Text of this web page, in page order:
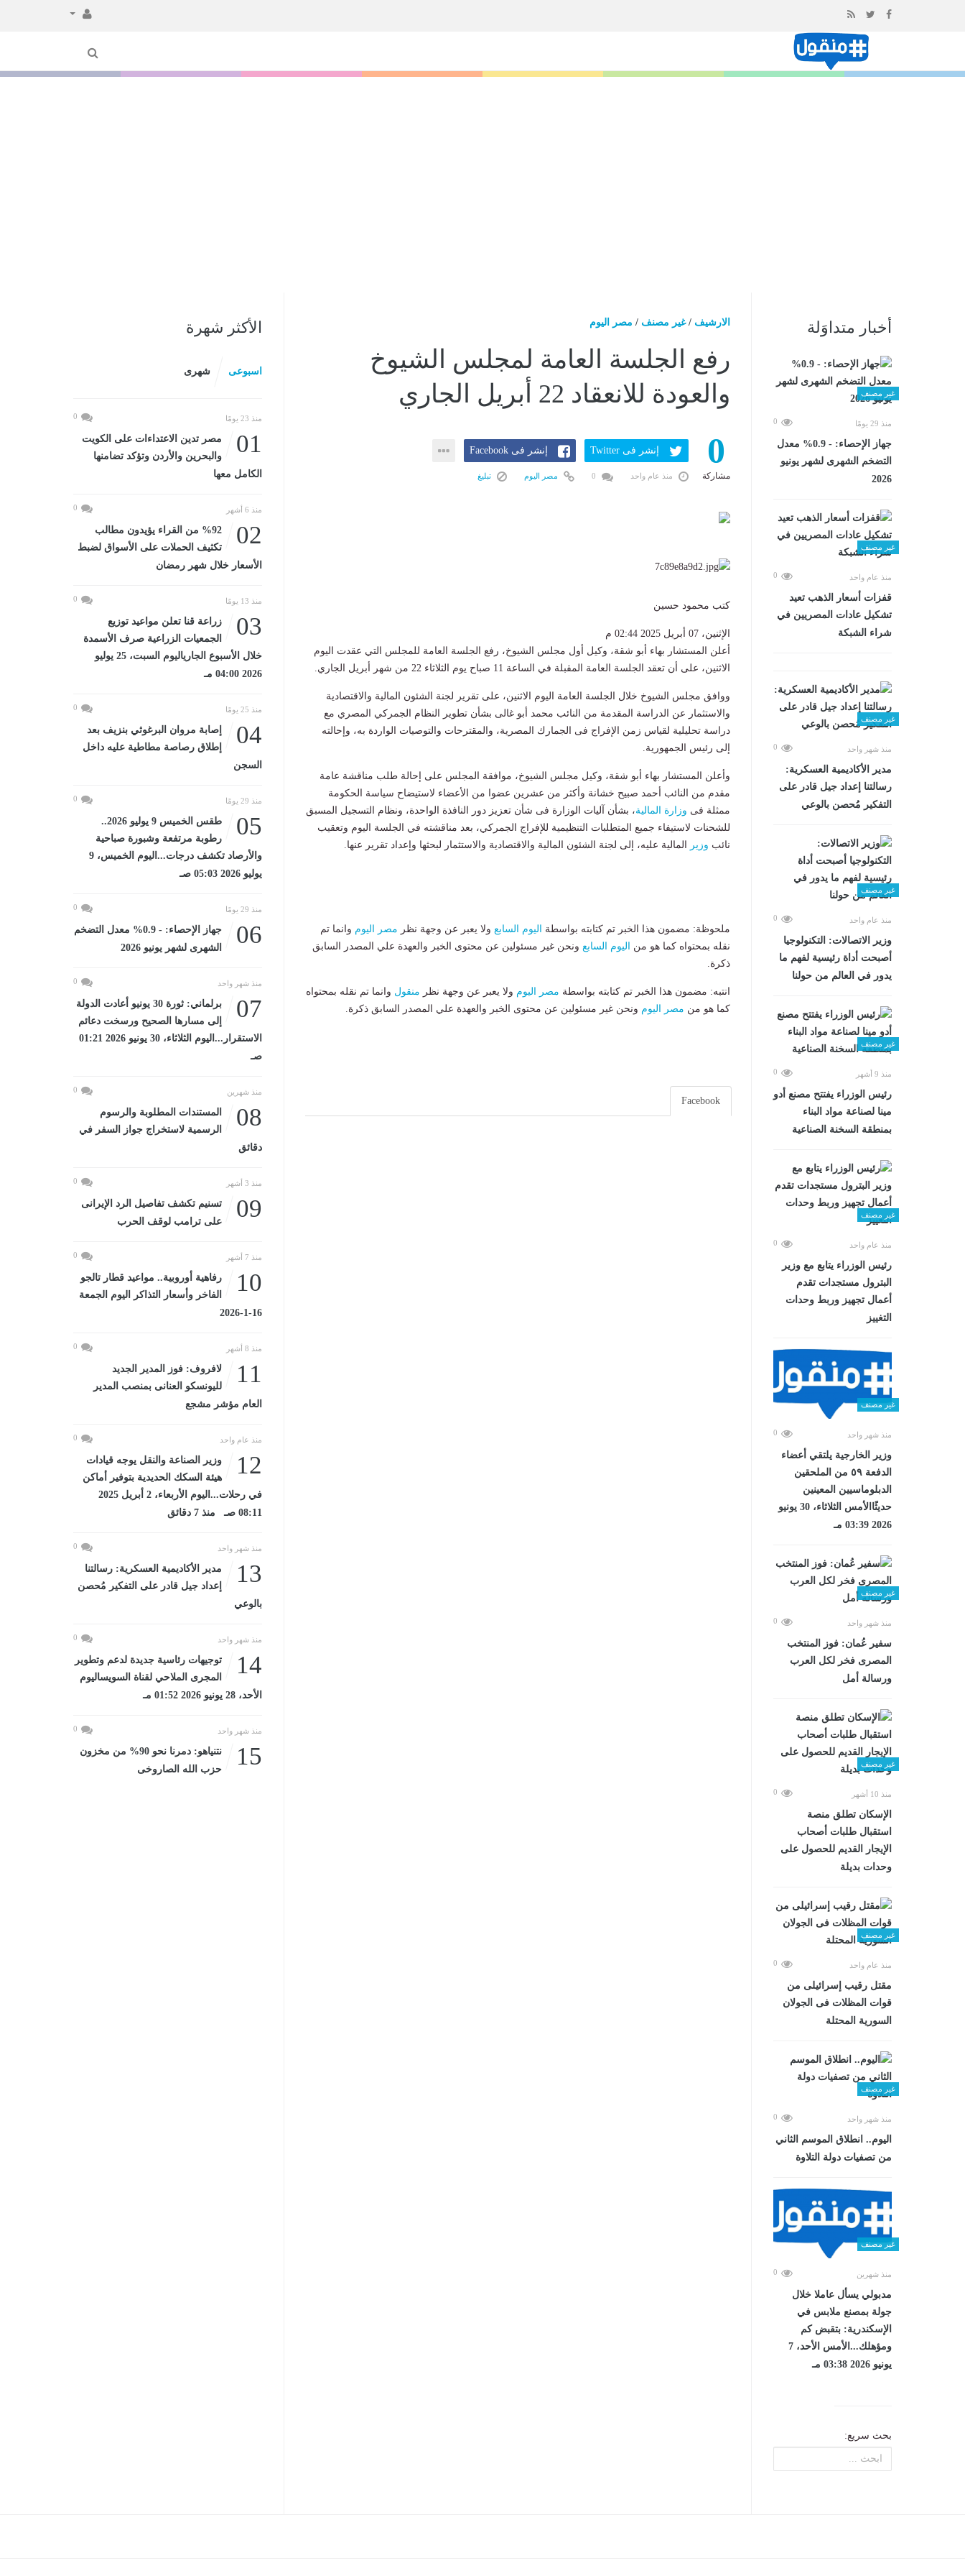
المحتوى
أخبار متداوَلة
غير مصنف
منذ 29 يومًا 0
جهاز الإحصاء: - 0.9% معدل
التضخم الشهرى لشهر يونيو
2026
غير مصنف
منذ عام واحد 0
قفزات أسعار الذهب تعيد
تشكيل عادات المصريين في
شراء الشبكة
غير مصنف
منذ شهر واحد 0
مدير الأكاديمية العسكرية:
رسالتنا إعداد جيل قادر على
التفكير مُحصن بالوعي
غير مصنف
منذ عام واحد 0
وزير الاتصالات: التكنولوجيا
أصبحت أداة رئيسية لفهم ما
يدور في العالم من حولنا
غير مصنف
منذ 9 أشهر 0
رئيس الوزراء يفتتح مصنع أدو
مينا لصناعة مواد البناء
بمنطقة السخنة الصناعية
غير مصنف
منذ عام واحد 0
رئيس الوزراء يتابع مع وزير
البترول مستجدات تقدم
أعمال تجهيز وربط وحدات
التغييز
غير مصنف
منذ شهر واحد 0
وزير الخارجية يلتقي أعضاء
الدفعة ٥٩ من الملحقين
الدبلوماسيين المعينين
حديثًاالأمس الثلاثاء، 30 يونيو
2026 03:39 مـ
غير مصنف
منذ شهر واحد 0
سفير عُمان: فوز المنتخب
المصرى فخر لكل العرب
ورسالة أمل
غير مصنف
منذ 10 أشهر 0
الإسكان تطلق منصة
استقبال طلبات أصحاب
الإيجار القديم للحصول على
وحدات بديلة
غير مصنف
منذ عام واحد 0
مقتل رقيب إسرائيلى من
قوات المظلات فى الجولان
السورية المحتلة
غير مصنف
منذ شهر واحد 0
اليوم.. انطلاق الموسم الثاني
من تصفيات دولة التلاوة
غير مصنف
منذ شهرين 0
مدبولي يسأل عاملا خلال
جولة بمصنع ملابس في
الإسكندرية: بتقبض كم
ومؤهلك...الأمس الأحد، 7
يونيو 2026 03:38 مـ
بحث سريع:
الارشيف /غير مصنف / مصر اليوم
رفع الجلسة العامة لمجلس الشيوخ
والعودة للانعقاد 22 أبريل الجاري
0
مشاركة
إنشر فى Twitter إنشر فى Facebook
منذ عام واحد مصر اليوم تبليغ
كتب محمود حسين
الإثنين، 07 أبريل 2025 02:44 م
أعلن المستشار بهاء أبو شقة، وكيل أول مجلس الشيوخ، رفع الجلسة العامة للمجلس التي عقدت اليوم
الاثنين، على أن تعقد الجلسة العامة المقبلة في الساعة 11 صباح يوم الثلاثاء 22 من شهر أبريل الجاري.
ووافق مجلس الشيوخ خلال الجلسة العامة اليوم الاثنين، على تقرير لجنة الشئون المالية والاقتصادية
والاستثمار عن الدراسة المقدمة من النائب محمد أبو غالى بشأن تطوير النظام الجمركي المصري مع
دراسة تحليلية لقياس زمن الإفراج فى الجمارك المصرية، والمقترحات والتوصيات الواردة به، وإحالته
إلى رئيس الجمهورية.
وأعلن المستشار بهاء أبو شقة، وكيل مجلس الشيوخ، موافقة المجلس على إحالة طلب مناقشة عامة
مقدم من النائب أحمد صبيح خشانة وأكثر من عشرين عضوا من الأعضاء لاستيضاح سياسة الحكومة
ممثلة فى وزارة المالية، بشأن آليات الوزارة فى شأن تعزيز دور النافذة الواحدة، ونظام التسجيل المسبق
للشحنات لاستيفاء جميع المتطلبات التنظيمية للإفراج الجمركي، بعد مناقشته في الجلسة اليوم وتعقيب
نائب وزير المالية عليه، إلى لجنة الشئون المالية والاقتصادية والاستثمار لبحثها وإعداد تقرير عنها.
ملحوظة: مضمون هذا الخبر تم كتابته بواسطة اليوم السابع ولا يعبر عن وجهة نظر مصر اليوم وانما تم
نقله بمحتواه كما هو من
اليوم السابع ونحن غير مسئولين عن محتوى الخبر والعهدة علي المصدر السابق
ذكرة.
انتبه: مضمون هذا الخبر تم كتابته بواسطة مصر اليوم ولا يعبر عن وجهة نظر منقول وانما تم نقله بمحتواه
كما هو من مصر اليوم ونحن غير مسئولين عن محتوى الخبر والعهدة علي المصدر السابق ذكرة.
Facebook
الأكثر شهرة
اسبوعى شهرى
منذ 23 يومًا 0
01
مصر تدين الاعتداءات على الكويت
والبحرين والأردن وتؤكد تضامنها
الكامل معها
منذ 6 أشهر 0
02
%92 من القراء يؤيدون مطالب
تكثيف الحملات على الأسواق لضبط
الأسعار خلال شهر رمضان
منذ 13 يومًا 0
03
زراعة قنا تعلن مواعيد توزيع
الجمعيات الزراعية صرف الأسمدة
خلال الأسبوع الجارياليوم السبت، 25 يوليو
2026 04:00 مـ
منذ 25 يومًا 0
04
إصابة مروان البرغوثي بنزيف بعد
إطلاق رصاصة مطاطية عليه داخل
السجن
منذ 29 يومًا 0
05
طقس الخميس 9 يوليو 2026..
رطوبة مرتفعة وشبورة صباحية
والأرصاد تكشف درجات...اليوم الخميس، 9
يوليو 2026 05:03 صـ
منذ 29 يومًا 0
06
جهاز الإحصاء: - 0.9% معدل التضخم
الشهرى لشهر يونيو 2026
منذ شهر واحد 0
07
برلماني: ثورة 30 يونيو أعادت الدولة
إلى مسارها الصحيح ورسخت دعائم
الاستقرار...اليوم الثلاثاء، 30 يونيو 2026 01:21
صـ
منذ شهرين 0
08
المستندات المطلوبة والرسوم
الرسمية لاستخراج جواز السفر في
دقائق
منذ 3 أشهر 0
09
تسنيم تكشف تفاصيل الرد الإيرانى
على ترامب لوقف الحرب
منذ 7 أشهر 0
10
رفاهية أوروبية.. مواعيد قطار تالجو
الفاخر وأسعار التذاكر اليوم الجمعة
16-1-2026
منذ 8 أشهر 0
11
لافروف: فوز المدير الجديد
لليونسكو العنانى بمنصب المدير
العام مؤشر مشجع
منذ عام واحد 0
12
وزير الصناعة والنقل يوجه قيادات
هيئة السكك الحديدية بتوفير أماكن
في رحلات...اليوم الأربعاء، 2 أبريل 2025
08:11 صـ منذ 7 دقائق
منذ شهر واحد 0
13
مدير الأكاديمية العسكرية: رسالتنا
إعداد جيل قادر على التفكير مُحصن
بالوعي
منذ شهر واحد 0
14
توجيهات رئاسية جديدة لدعم وتطوير
المجرى الملاحي لقناة السويساليوم
الأحد، 28 يونيو 2026 01:52 مـ
منذ شهر واحد 0
15
نتنياهو: دمرنا نحو 90% من مخزون
حزب الله الصاروخى